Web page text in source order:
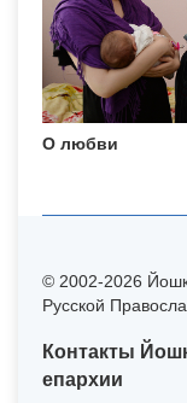
О любви
© 2002-2026
Русской
Контакты
епархии